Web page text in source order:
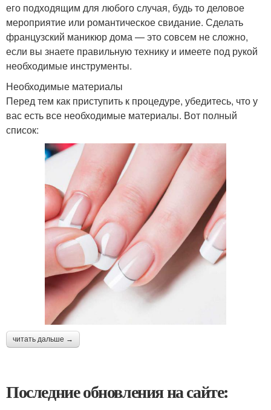
его подходящим для любого случая, будь то деловое
мероприятие или романтическое свидание. Сделать
французский маникюр дома — это совсем не сложно,
если вы знаете правильную технику и имеете под рукой
необходимые инструменты.
Необходимые материалы
Перед тем как приступить к процедуре, убедитесь, что у
вас есть все необходимые материалы. Вот полный
список:
читать дальше →
Последние обновления на сайте: